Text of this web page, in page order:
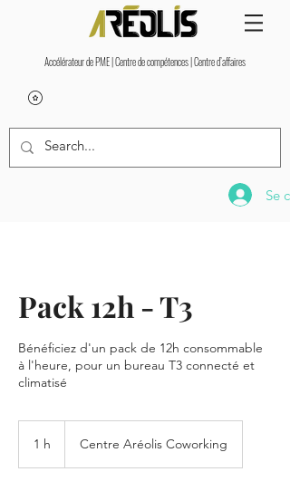
Accélérateur de PME | Centre de compétences | Centre d’affaires
Se
Pack 12h - T3
Bénéficiez d'un pack de 12h consommable
à l'heure, pour un bureau T3 connecté et
climatisé
1 h Centre Aréolis Coworking